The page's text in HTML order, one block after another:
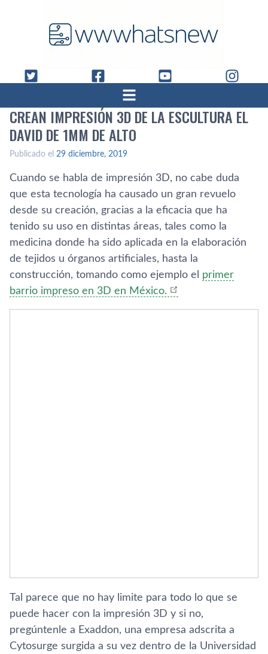
CREAN IMPRESIÓN 3D DE LA ESCULTURA EL
DAVID DE 1MM DE ALTO
Publicado el 29 diciembre, 2019
Cuando se habla de impresión 3D, no cabe duda
que esta tecnología ha causado un gran revuelo
desde su creación, gracias a la eficacia que ha
tenido su uso en distintas áreas, tales como la
medicina donde ha sido aplicada en la elaboración
de tejidos u órganos artificiales, hasta la
construcción, tomando como ejemplo el primer
barrio impreso en 3D en México.
Tal parece que no hay limite para todo lo que se
puede hacer con la impresión 3D y si no,
pregúntenle a Exaddon, una empresa adscrita a
Cytosurge surgida a su vez dentro de la Universidad